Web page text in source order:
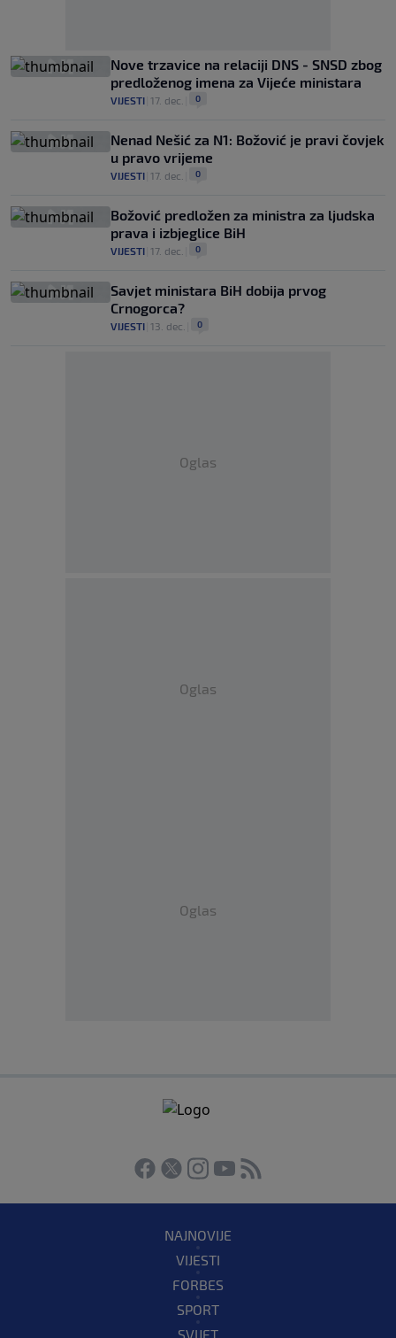
Nove trzavice na relaciji DNS - SNSD zbog
predloženog imena za Vijeće ministara
VIJESTI 17. dec. 0
Nenad Nešić za N1: Božović je pravi čovjek
u pravo vrijeme
VIJESTI 17. dec. 0
Božović predložen za ministra za ljudska
prava i izbjeglice BiH
VIJESTI 17. dec. 0
Savjet ministara BiH dobija prvog
Crnogorca?
VIJESTI 13. dec. 0
Oglas
Oglas
Oglas
NAJNOVIJE
VIJESTI
FORBES
SPORT
SVIJET